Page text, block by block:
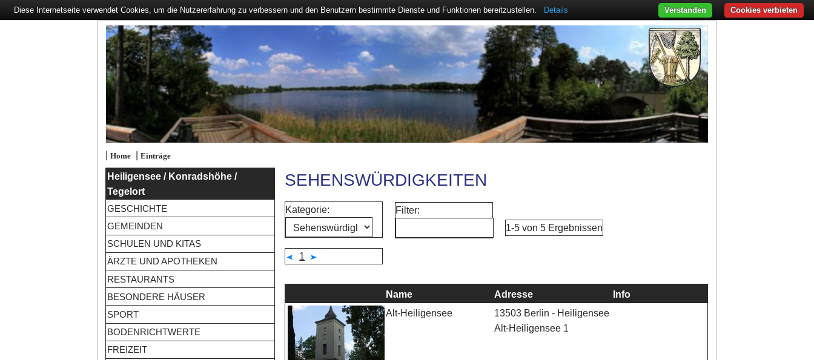
| Home| Einträge
Heiligensee / Konradshöhe /
Tegelort
GESCHICHTE
GEMEINDEN
SCHULEN UND KITAS
ÄRZTE UND APOTHEKEN
RESTAURANTS
BESONDERE HÄUSER
SPORT
BODENRICHTWERTE
FREIZEIT
SEHENSWÜRDIGKEITEN
Kategorie:
Filter:
1-5 von 5 Ergebnissen
1
Name Adresse Info
Alt-Heiligensee
13503 Berlin - Heiligensee
Alt-Heiligensee 1
Diese Internetseite verwendet Cookies, um die Nutzererfahrung zu verbessern und den Benutzern bestimmte Dienste und Funktionen bereitzustellen. Details Cookies verbieten
Verstanden